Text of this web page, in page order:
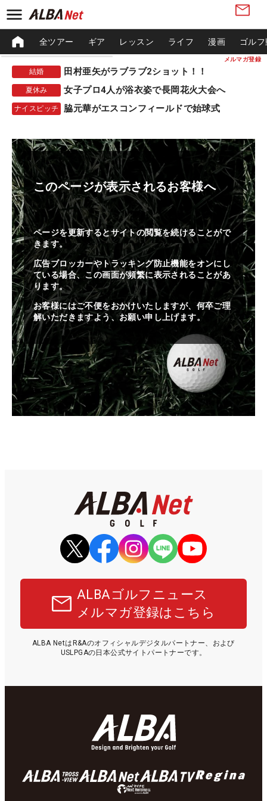
メルマガ登録
全ツアー ギア レッスン ライフ 漫画 ゴル
結婚 田村亜矢がラブラブ2ショット！！
夏休み 女子プロ4人が浴衣姿で長岡花火大会へ
ナイスピッチ 脇元華がエスコンフィールドで始球式
このページが表示されるお客様へ
ページを更新するとサイトの閲覧を続けることがで
きます。
広告ブロッカーやトラッキング防止機能をオンにし
ている場合、この画面が頻繁に表示されることがあ
ります。
お客様にはご不便をおかけいたしますが、何卒ご理
解いただきますよう、お願い申し上げます。
ALBAゴルフニュース
メルマガ登録はこちら
ALBA NetはR&Aのオフィシャルデジタルパートナー、および
USLPGAの日本公式サイトパートナーです。